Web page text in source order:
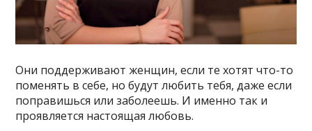
Они поддерживают женщин, если те хотят что-то
поменять в себе, но будут любить тебя, даже если
поправишься или заболеешь. И именно так и
проявляется настоящая любовь.